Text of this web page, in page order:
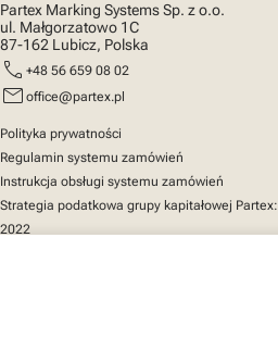
Partex Marking Systems Sp. z o.o.
ul. Małgorzatowo 1C
87-162 Lubicz, Polska
call +48 56 659 08 02
mail office@partex.pl
Polityka prywatności
Regulamin systemu zamówień
Instrukcja obsługi systemu zamówień
Strategia podatkowa grupy kapitałowej Partex:
2022